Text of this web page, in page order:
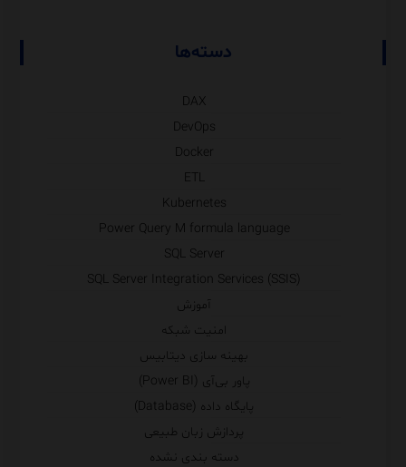
دسته‌ها
DAX
DevOps
Docker
ETL
Kubernetes
Power Query M formula language
SQL Server
SQL Server Integration Services (SSIS)
آموزش
امنیت شبکه
بهینه سازی دیتابیس
پاور بی‌آی (Power BI)
پایگاه داده (Database)
پردازش زبان طبیعی
دسته بندی نشده